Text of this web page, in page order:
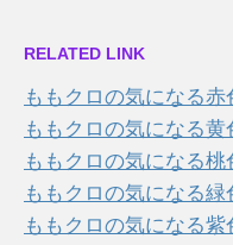
RELATED LINK
ももクロの気になる赤
ももクロの気になる黄
ももクロの気になる桃
ももクロの気になる緑
ももクロの気になる紫